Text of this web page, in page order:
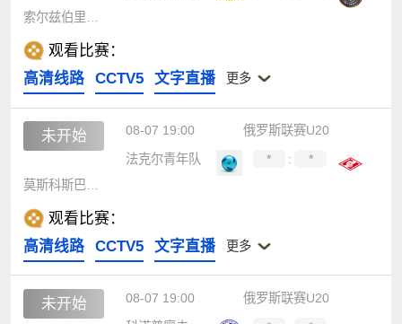
观看比赛：
高清线路
CCTV5 文字直播 更多
未开始 08-07 19:00
俄罗斯联赛U20
法克尔青年队
* :
*
观看比赛：
高清线路
CCTV5 文字直播 更多
未开始 08-07 19:00
俄罗斯联赛U20